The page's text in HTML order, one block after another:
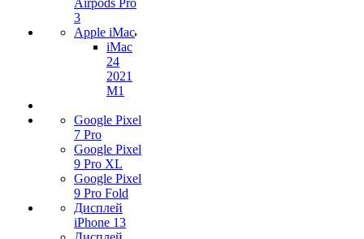
Airpods Pro
3
Apple iMac
iMac
24
2021
M1
Google Pixel
7 Pro
Google Pixel
9 Pro XL
Google Pixel
9 Pro Fold
Дисплей
iPhone 13